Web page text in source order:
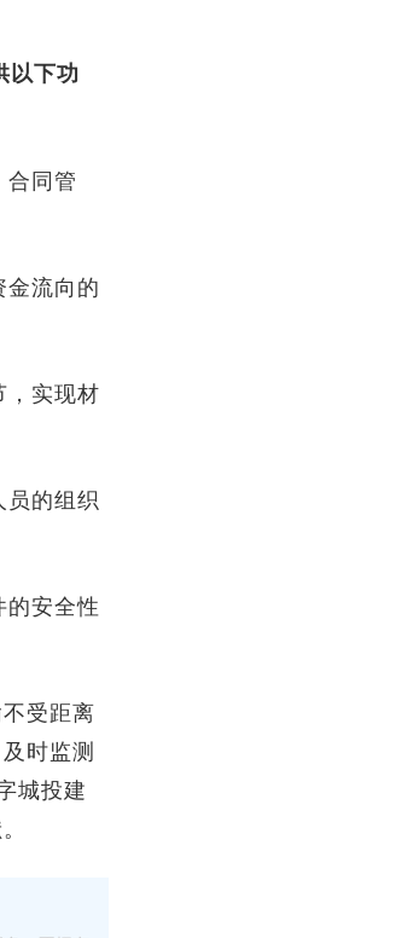
以下功
合同管
流向的
实现材
的组织
安全性
受距离
时监测
城投建